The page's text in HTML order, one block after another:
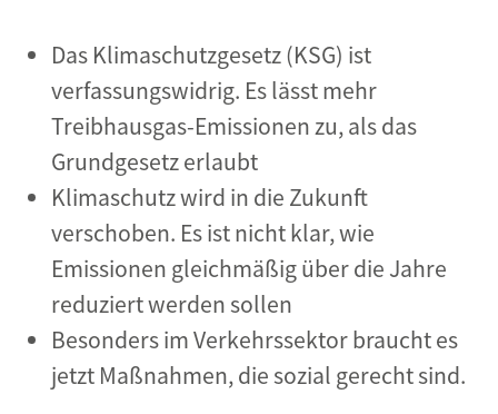
Das Klimaschutzgesetz (KSG) ist
verfassungswidrig. Es lässt mehr
Treibhausgas-Emissionen zu, als das
Grundgesetz erlaubt
Klimaschutz wird in die Zukunft
verschoben. Es ist nicht klar, wie
Emissionen gleichmäßig über die Jahre
reduziert werden sollen
Besonders im Verkehrssektor braucht es
jetzt Maßnahmen, die sozial gerecht sind.